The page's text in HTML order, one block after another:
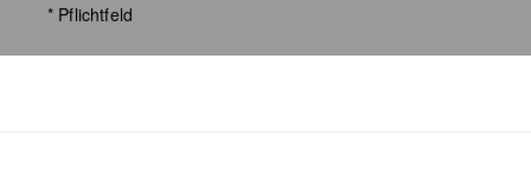
* Pflichtfeld